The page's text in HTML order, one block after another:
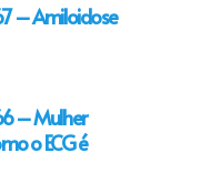
– Amiloidose
– Mulher
o ECG é